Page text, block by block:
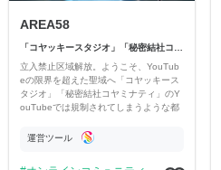
AREA58
立入禁止区域解放。ようこそ、YouTub
eの限界を超えた聖域へ「コヤッキース
タジオ」「秘密結社コヤミナティ」のY
ouTubeでは規制されてしまうような都
公開。
運営ツール